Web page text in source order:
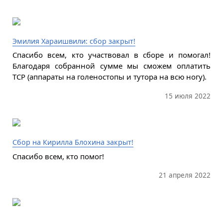
Эмилия Хараишвили: сбор закрыт!
Спасибо всем, кто участвовал в сборе и помогал!
Благодаря собранной сумме мы сможем оплатить
ТСР (аппараты на голеностопы и тутора на всю ногу).
15 июля 2022
Сбор на Кирилла Блохина закрыт!
Спасибо всем, кто помог!
21 апреля 2022